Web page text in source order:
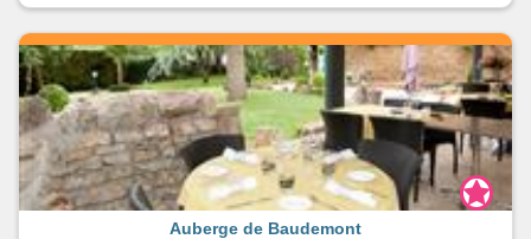
Auberge de Baudemont